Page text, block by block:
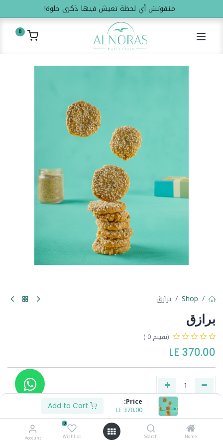
Price:
370.00
LE
Home
Search
0
Wishlist
Account
متفوتش أي لحظة تعيش فيها ذكرى حلوة!
0
Shop برازق
برازق
(تقييم 0 )
370.00